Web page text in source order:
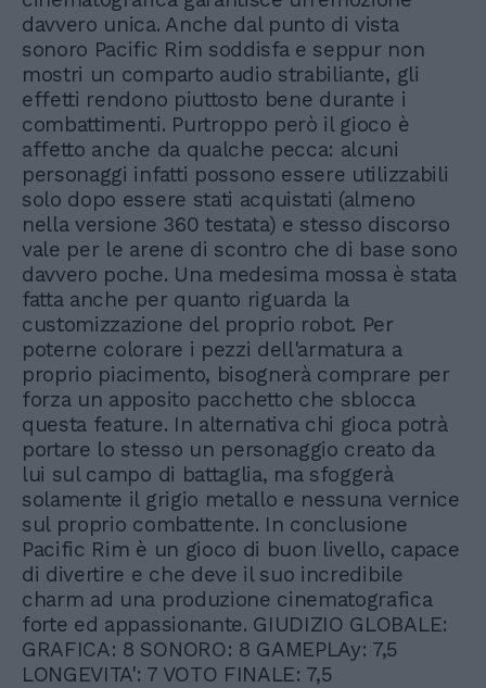
davvero unica. Anche dal punto di vista
sonoro Pacific Rim soddisfa e seppur non
mostri un comparto audio strabiliante, gli
effetti rendono piuttosto bene durante i
combattimenti. Purtroppo però il gioco è
affetto anche da qualche pecca: alcuni
personaggi infatti possono essere utilizzabili
solo dopo essere stati acquistati (almeno
nella versione 360 testata) e stesso discorso
vale per le arene di scontro che di base sono
davvero poche. Una medesima mossa è stata
fatta anche per quanto riguarda la
customizzazione del proprio robot. Per
poterne colorare i pezzi dell'armatura a
proprio piacimento, bisognerà comprare per
forza un apposito pacchetto che sblocca
questa feature. In alternativa chi gioca potrà
portare lo stesso un personaggio creato da
lui sul campo di battaglia, ma sfoggerà
solamente il grigio metallo e nessuna vernice
sul proprio combattente. In conclusione
Pacific Rim è un gioco di buon livello, capace
di divertire e che deve il suo incredibile
charm ad una produzione cinematografica
forte ed appassionante. GIUDIZIO GLOBALE:
GRAFICA: 8 SONORO: 8 GAMEPLAy: 7,5
LONGEVITA': 7 VOTO FINALE: 7,5